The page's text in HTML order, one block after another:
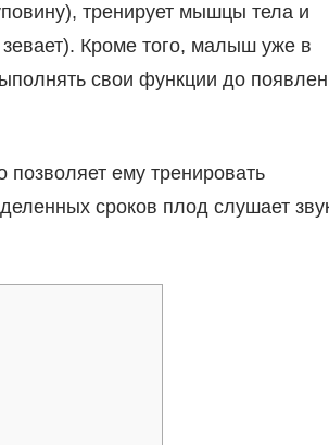
тренирует мышцы тела и
Кроме того, малыш уже в
свои функции до
ему тренировать
сроков плод слушает